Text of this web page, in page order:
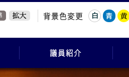
背景色変更
議員紹介